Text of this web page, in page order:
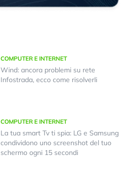
COMPUTER E INTERNET
Wind: ancora problemi su rete
Infostrada, ecco come risolverli
COMPUTER E INTERNET
La tua smart Tv ti spia: LG e Samsung
condividono uno screenshot del tuo
schermo ogni 15 secondi